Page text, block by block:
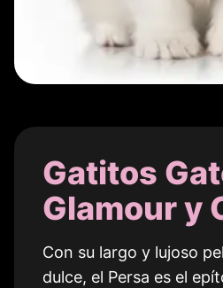
Gatitos
Glamour y
Con su largo y lujoso
dulce, el Persa es el